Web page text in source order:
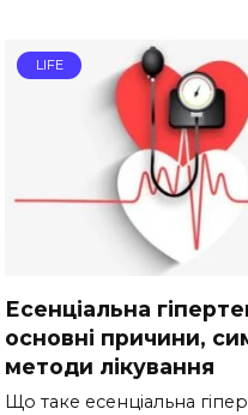
LIFE
Есенціальна
основні причини,
методи лікування
Що таке есенціальна